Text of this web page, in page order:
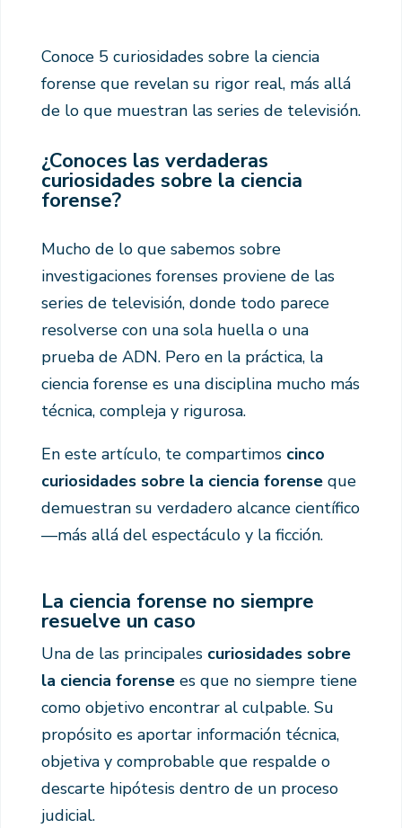
Conoce 5 curiosidades sobre la ciencia
forense que revelan su rigor real, más allá
de lo que muestran las series de televisión.
¿Conoces las verdaderas
curiosidades sobre la ciencia
forense?
Mucho de lo que sabemos sobre
investigaciones forenses proviene de las
series de televisión, donde todo parece
resolverse con una sola huella o una
prueba de ADN. Pero en la práctica, la
ciencia forense es una disciplina mucho más
técnica, compleja y rigurosa.
En este artículo, te compartimos cinco
curiosidades sobre la ciencia forense que
demuestran su verdadero alcance científico
—más allá del espectáculo y la ficción.
La ciencia forense no siempre
resuelve un caso
Una de las principales curiosidades sobre
la ciencia forense es que no siempre tiene
como objetivo encontrar al culpable. Su
propósito es aportar información técnica,
objetiva y comprobable que respalde o
descarte hipótesis dentro de un proceso
judicial.